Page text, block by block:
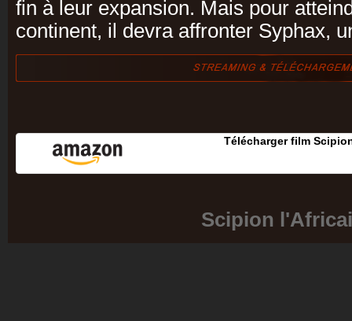
fin à leur expansion. Mais pour
continent, il devra affronter Syphax,
Télécharger film
Scipion